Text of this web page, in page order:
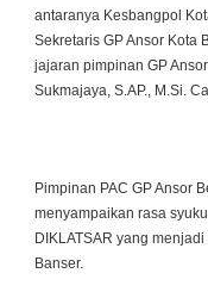
antaranya Kesbangpol
Sekretaris GP Ansor Kota
jajaran pimpinan GP
Sukmajaya, S.AP., M.Si.
Pimpinan PAC GP Ansor
menyampaikan rasa
DIKLATSAR yang
Banser.